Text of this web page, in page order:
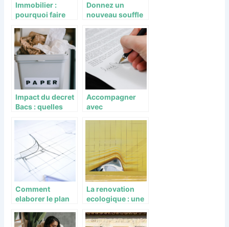
Immobilier :
pourquoi faire
agence pro ?
Donnez un
nouveau souffle
vie avec des
idees de
decoration
maison
Impact du decret
Bacs : quelles
et opportunites
pour les
professionnels ?
Accompagner
avec
l’accompagneme
nt funeraire
Comment
elaborer le plan
maison
La renovation
ecologique : une
entre economie